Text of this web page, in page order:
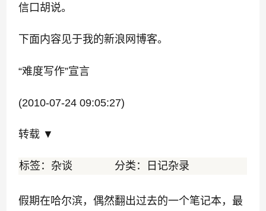
信口胡说。
下面内容见于我的新浪网博客。
“难度写作”宣言
(2010-07-24 09:05:27)
转载 ▼
标签： 杂谈 分类： 日记杂录
假期在哈尔滨，偶然翻出过去的一个笔记本，最